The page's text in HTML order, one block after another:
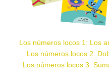
Los números locos 1: Los
Los números locos 2:
Los números locos 3: